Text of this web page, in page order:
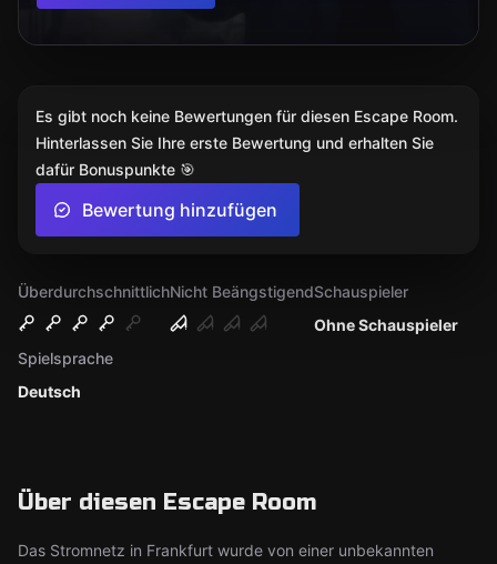
ÜberdurchschnittlichNicht Beängstigend
Ohne Schauspieler
Schauspieler
Deutsch
Spielsprache
Über diesen Escape Room
Das Stromnetz in Frankfurt wurde von einer unbekannten
Es gibt noch keine Bewertungen für diesen Escape Room.
Hinterlassen Sie Ihre erste Bewertung und erhalten Sie
dafür Bonuspunkte 🎯
Bewertung hinzufügen